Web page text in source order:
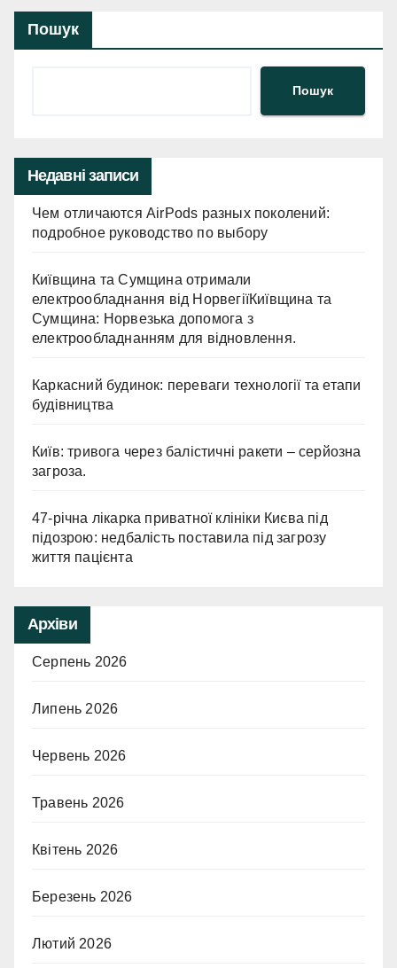
Пошук
Пошук
Недавні записи
Чем отличаются AirPods разных поколений:
подробное руководство по выбору
Київщина та Сумщина отримали
електрообладнання від НорвегіїКиївщина та
Сумщина: Норвезька допомога з
електрообладнанням для відновлення.
Каркасний будинок: переваги технології та етапи
будівництва
Київ: тривога через балістичні ракети – серйозна
загроза.
47-річна лікарка приватної клініки Києва під
підозрою: недбалість поставила під загрозу
життя пацієнта
Архіви
Серпень 2026
Липень 2026
Червень 2026
Травень 2026
Квітень 2026
Березень 2026
Лютий 2026